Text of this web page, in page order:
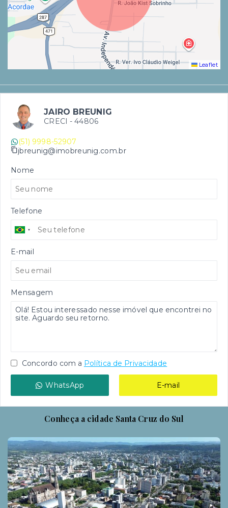
Leaflet
JAIRO BREUNIG
CRECI - 44806
(51) 9998-52907
jbreunig@imobreunig.com.br
Nome
Telefone
E-mail
Mensagem
Concordo com a Política de Privacidade
WhatsApp E-mail
Conheça a cidade Santa Cruz do Sul